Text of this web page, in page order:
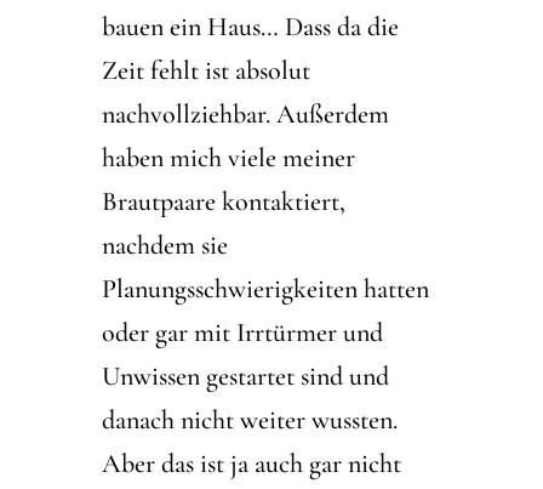
bauen ein Haus… Dass da die
Zeit fehlt ist absolut
nachvollziehbar. Außerdem
haben mich viele meiner
Brautpaare kontaktiert,
nachdem sie
Planungsschwierigkeiten hatten
oder gar mit Irrtürmer und
Unwissen gestartet sind und
danach nicht weiter wussten.
Aber das ist ja auch gar nicht